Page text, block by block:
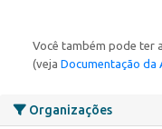
Organizações
Você também pode ter
(veja Documentação da